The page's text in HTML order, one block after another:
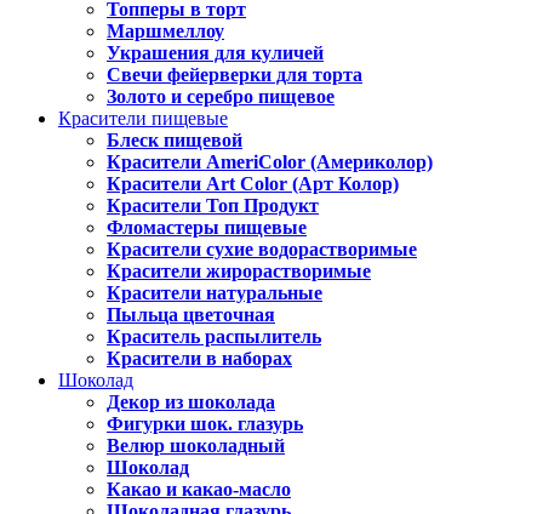
Топперы в торт
Маршмеллоу
Украшения для куличей
Свечи фейерверки для торта
Золото и серебро пищевое
Красители пищевые
Блеск пищевой
Красители AmeriColor (Америколор)
Красители Art Color (Арт Колор)
Красители Топ Продукт
Фломастеры пищевые
Красители сухие водорастворимые
Красители жирорастворимые
Красители натуральные
Пыльца цветочная
Краситель распылитель
Красители в наборах
Шоколад
Декор из шоколада
Фигурки шок. глазурь
Велюр шоколадный
Шоколад
Какао и какао-масло